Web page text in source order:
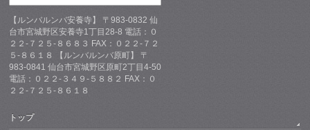
【ルンバルンバ安養寺】 〒983-0832 仙
台市宮城野区安養寺1丁目28-8 電話：０
２２-７２５-８６８３ FAX：０２２-７２
５-８６１８ 【ルンバルンバ原町】 〒
983-0841 仙台市宮城野区原町2丁目4-50
電話：０２２-３４９-５８８２ FAX：０
２２-７２５-８６１８
トップ